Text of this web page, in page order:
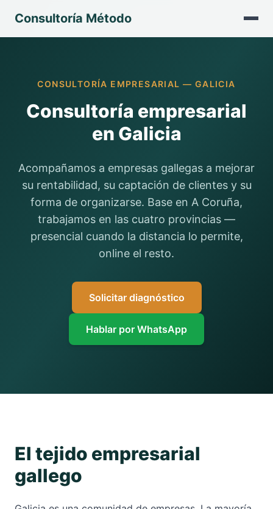
Consultoría Método
CONSULTORÍA EMPRESARIAL — GALICIA
Consultoría empresarial
en Galicia
Acompañamos a empresas gallegas a mejorar
su rentabilidad, su captación de clientes y su
forma de organizarse. Base en A Coruña,
trabajamos en las cuatro provincias —
presencial cuando la distancia lo permite,
online el resto.
Solicitar diagnóstico
Hablar por WhatsApp
El tejido empresarial
gallego